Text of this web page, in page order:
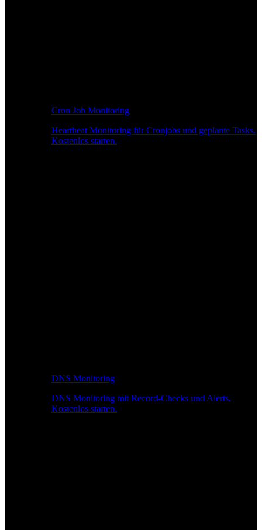
Cron Job Monitoring
Heartbeat Monitoring für Cronjobs und geplante Tasks.
Kostenlos starten.
DNS Monitoring
DNS Monitoring mit Record-Checks und Alerts.
Kostenlos starten.